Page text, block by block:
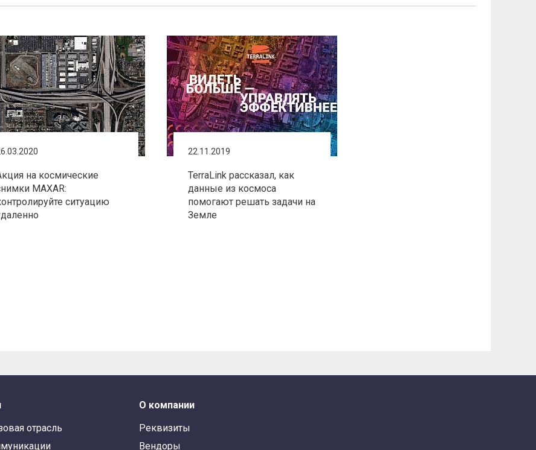
на космические
MAXAR:
ситуацию
22.11.2019
TerraLink рассказал, как
данные из космоса
помогают решать задачи на
Земле
отрасль
О компании
Реквизиты
Вендоры